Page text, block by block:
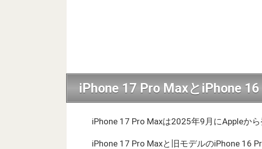
iPhone 17 Pro MaxとiPhone
iPhone 17 Pro Maxは2025年9月にAppleか
iPhone 17 Pro Maxと旧モデルのiPhone 16